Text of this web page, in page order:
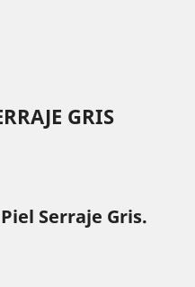
GRIS
Serraje Gris.